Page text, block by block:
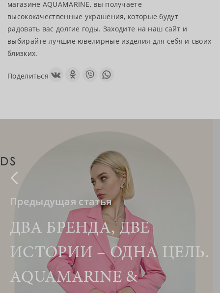
магазине AQUAMARINE, вы получаете
высококачественные украшения, которые будут
радовать вас долгие годы. Заходите на наш сайт и
выбирайте лучшие ювелирные изделия для себя и своих
близких.
Поделиться
Предыдущая статья
ДВА БРЕНДА, ДВЕ
ИСТОРИИ – ОДНА ЦЕЛЬ.
AQUAMARINE &